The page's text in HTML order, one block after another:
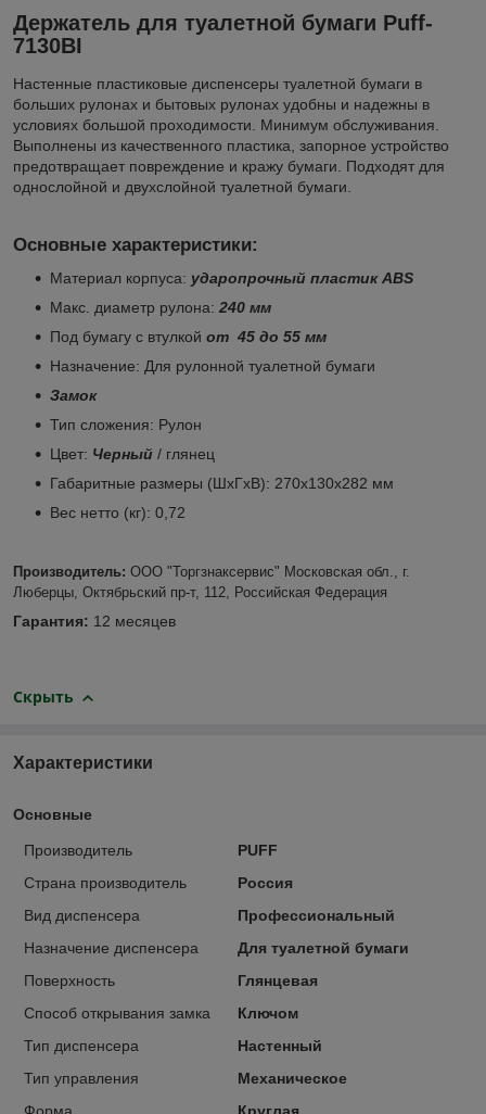
Держатель для туалетной бумаги Puff-
7130BI
Настенные пластиковые диспенсеры туалетной бумаги в
больших рулонах и бытовых рулонах удобны и надежны в
условиях большой проходимости. Минимум обслуживания.
Выполнены из качественного пластика, запорное устройство
предотвращает повреждение и кражу бумаги. Подходят для
однослойной и двухслойной туалетной бумаги.
Основные характеристики:
Материал корпуса: ударопрочный пластик ABS
Макс. диаметр рулона: 240 мм
Под бумагу с втулкой от 45 до 55 мм
Назначение: Для рулонной туалетной бумаги
Замок
Тип сложения: Рулон
Цвет: Черный / глянец
Габаритные размеры (ШхГхВ): 270x130x282 мм
Вес нетто (кг): 0,72
Производитель: ООО "Торгзнаксервис" Московская обл., г.
Люберцы, Октябрьский пр-т, 112, Российская Федерация
Гарантия: 12 месяцев
Скрыть
Характеристики
Основные
Производитель
PUFF
Страна производитель
Россия
Вид диспенсера
Профессиональный
Назначение диспенсера
Для туалетной бумаги
Поверхность
Глянцевая
Способ открывания замка
Ключом
Тип диспенсера
Настенный
Тип управления
Механическое
Форма
Круглая